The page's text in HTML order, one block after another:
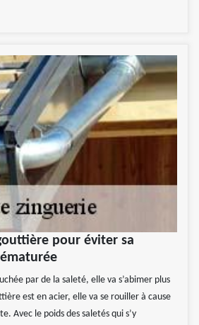
pour éviter sa
par de la saleté, elle va s’abimer plus
est en acier, elle va se rouiller à cause
Avec le poids des saletés qui s’y